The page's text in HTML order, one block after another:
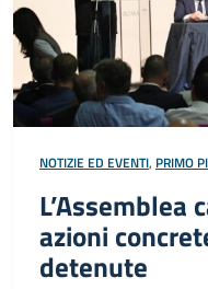
NOTIZIE ED EVENTI, PRIMO
L’Assemblea
azioni
detenute